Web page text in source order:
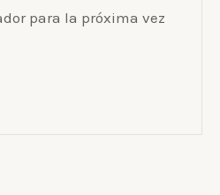
para la próxima vez